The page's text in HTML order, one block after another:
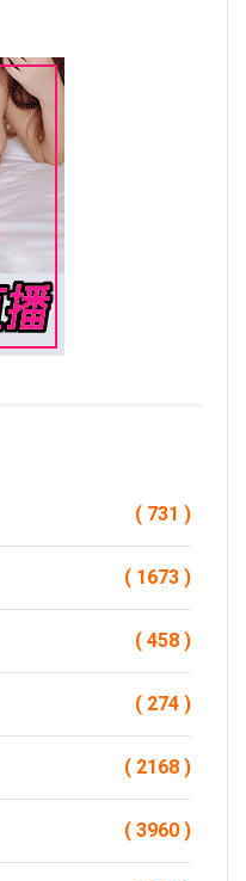
( 731 )
( 1673 )
( 458 )
( 274 )
( 2168 )
( 3960 )